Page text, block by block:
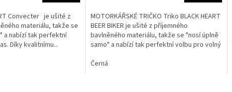
Convecter je ušité z
materiálu, takže se
a nabízí tak perfektní
Díky kvalitnímu...
MOTORKÁŘSKÉ TRIČKO Triko BLACK HEART
BEER BIKER je ušité z příjemného
bavlněného materiálu, takže se "nosí úplně
samo" a nabízí tak perfektní volbu pro volný
Černá